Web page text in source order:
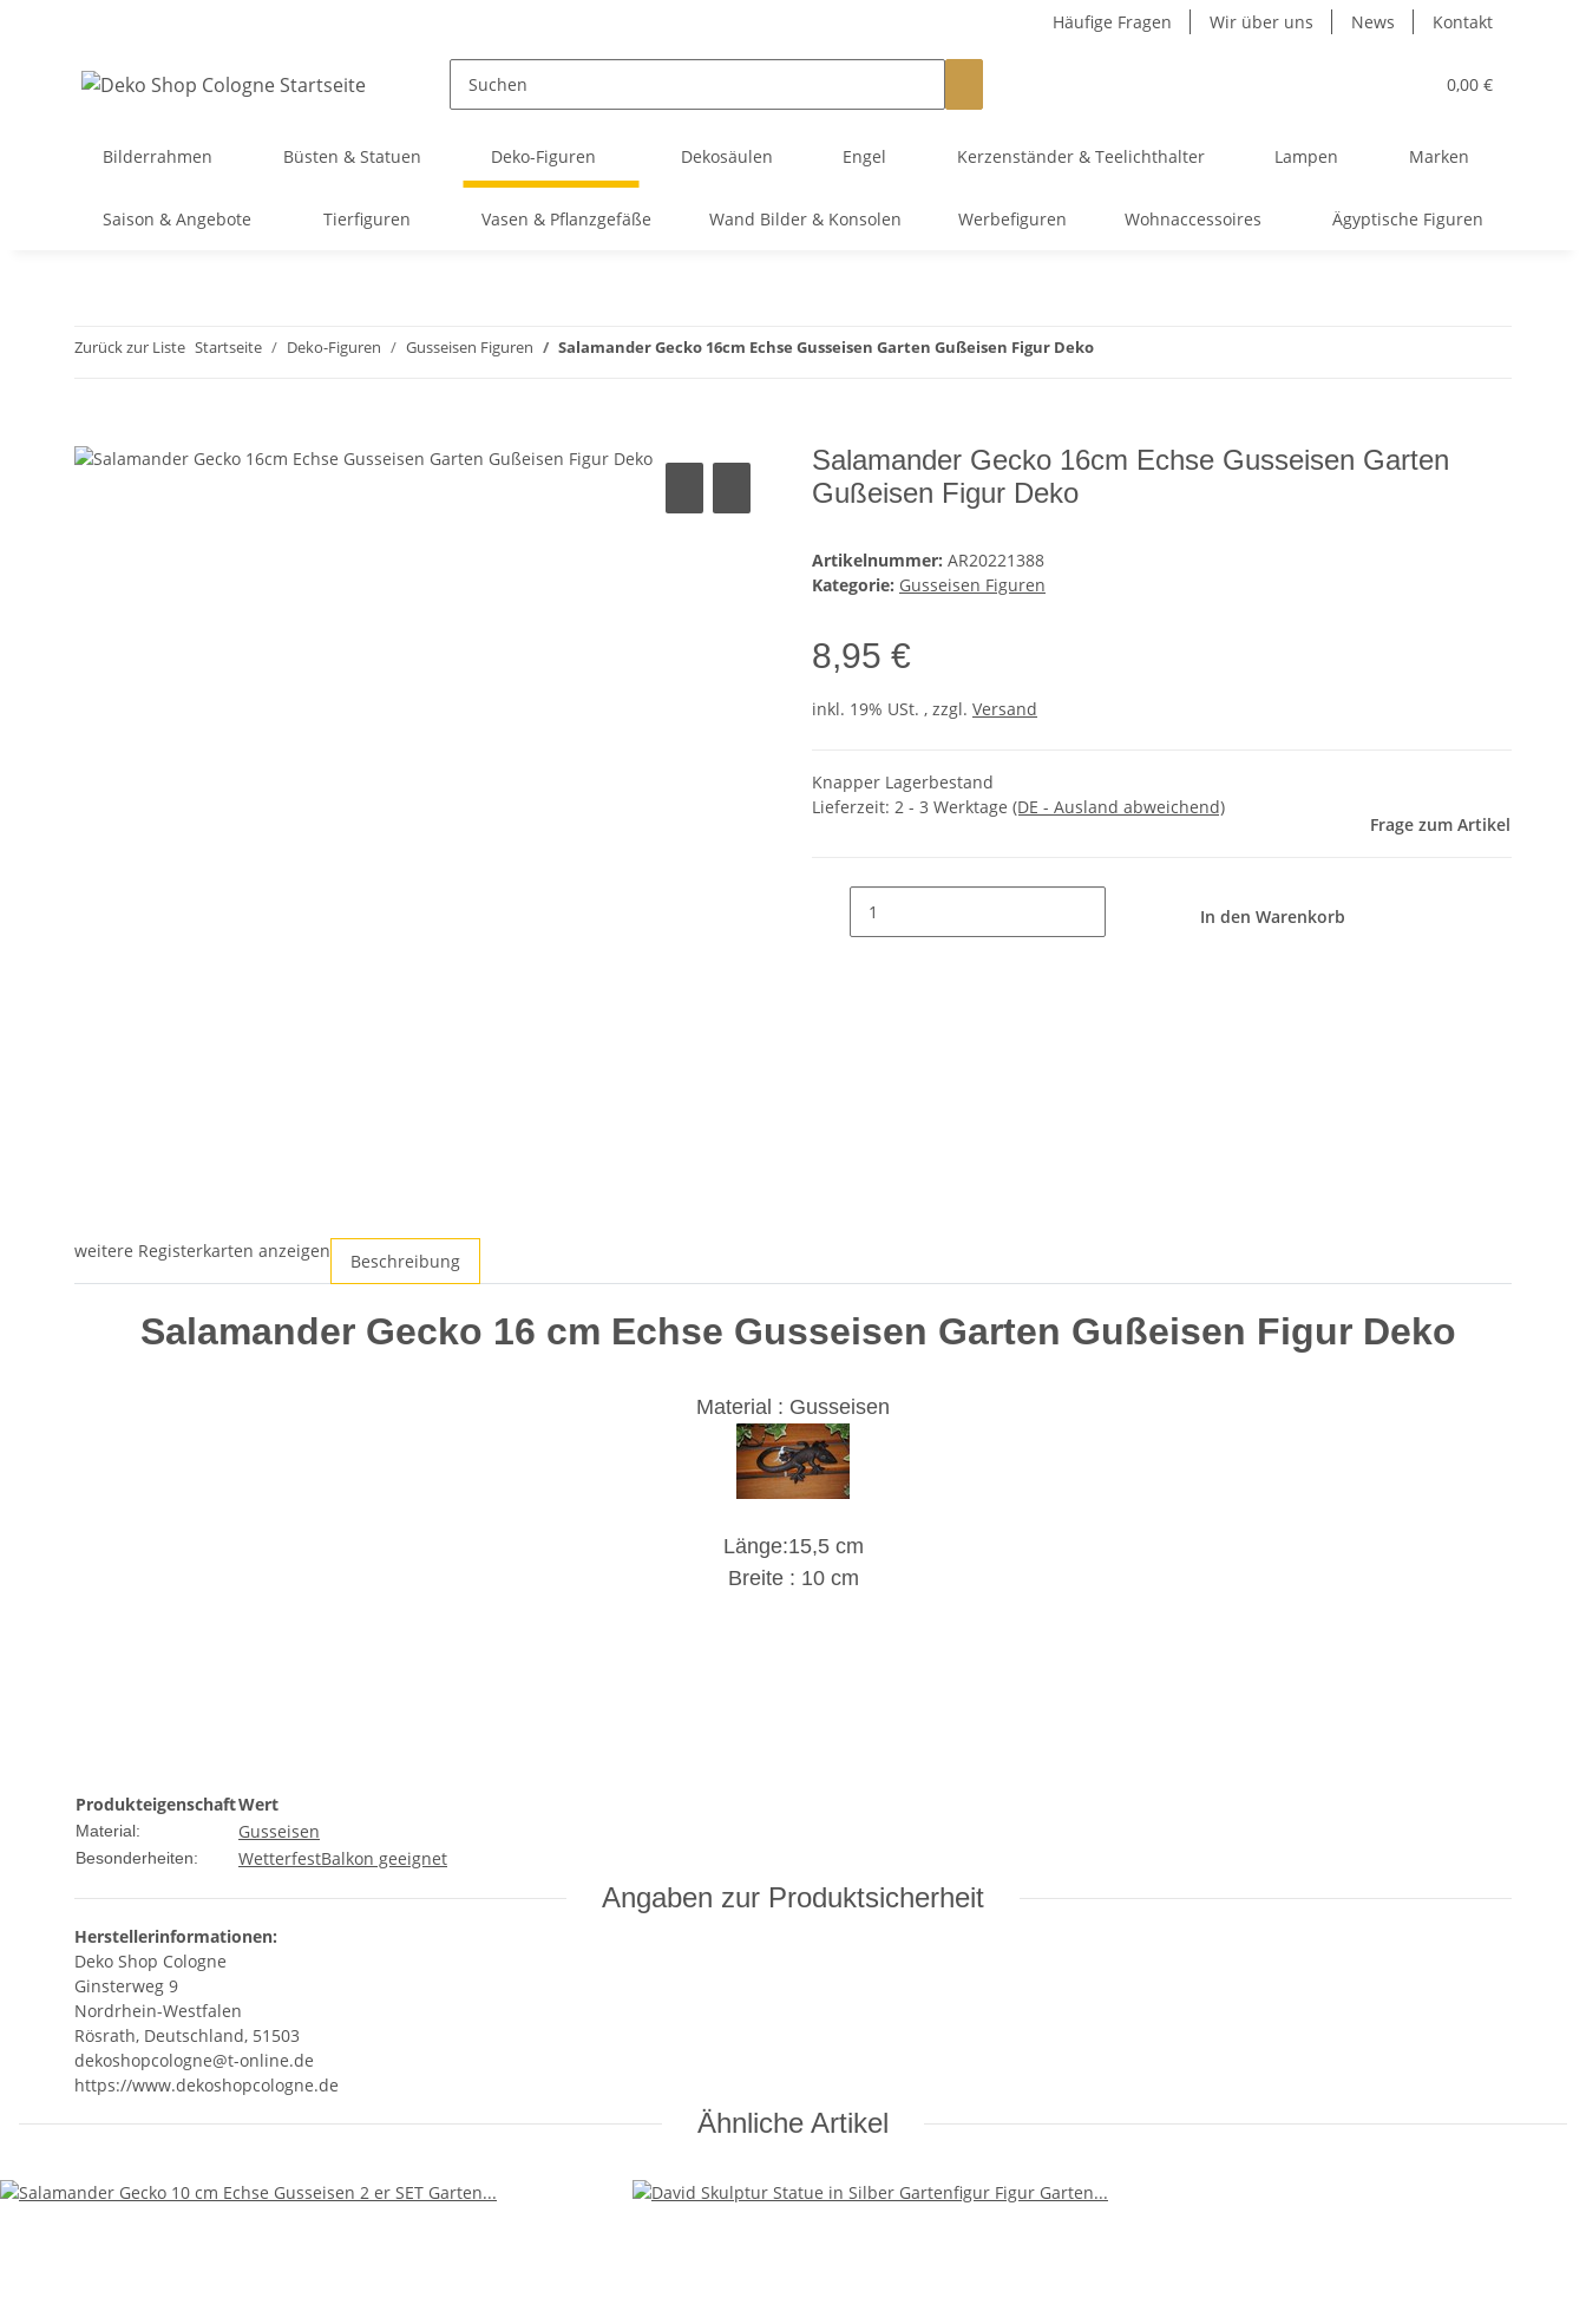
Häufige Fragen Wir über uns News Kontakt
0,00 €
Bilderrahmen Büsten & Statuen Deko-Figuren Dekosäulen Engel Kerzenständer & Teelichthalter Lampen Marken
Saison & Angebote Tierfiguren Vasen & Pflanzgefäße Wand Bilder & Konsolen Werbefiguren Wohnaccessoires Ägyptische Figuren
Zurück zur Liste Startseite Deko-Figuren Gusseisen Figuren Salamander Gecko 16cm Echse Gusseisen Garten Gußeisen Figur Deko
Salamander Gecko 16cm Echse Gusseisen Garten
Gußeisen Figur Deko
Artikelnummer: AR20221388
Kategorie: Gusseisen Figuren
8,95 €
inkl. 19% USt. , zzgl. Versand
Knapper Lagerbestand
Lieferzeit: 2 - 3 Werktage (DE - Ausland abweichend)
Frage zum Artikel
In den Warenkorb
weitere Registerkarten anzeigen Beschreibung
Salamander Gecko 16 cm Echse Gusseisen Garten Gußeisen Figur Deko
Material : Gusseisen
Länge:15,5 cm
Breite : 10 cm
ProdukteigenschaftWert
Material: Gusseisen
Besonderheiten: WetterfestBalkon geeignet
Angaben zur Produktsicherheit
Herstellerinformationen:
Deko Shop Cologne
Ginsterweg 9
Nordrhein-Westfalen
Rösrath, Deutschland, 51503
dekoshopcologne@t-online.de
https://www.dekoshopcologne.de
Ähnliche Artikel